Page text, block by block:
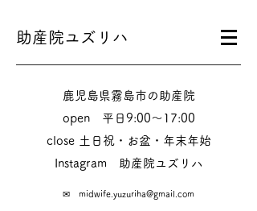
助産院ユズリハ
鹿児島県霧島市の助産院
​​open 平日9:00～17:00
close 土日祝・お盆・年末年始
Instagram​ 助産院ユズリハ
✉ midwife.yuzuriha@gmail.com